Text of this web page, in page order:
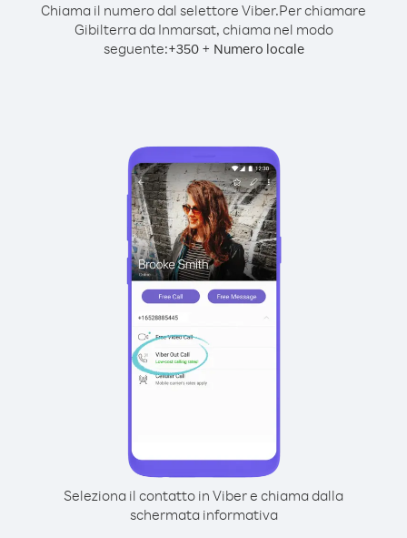
Chiama il numero dal selettore Viber.Per chiamare
Gibilterra da Inmarsat, chiama nel modo
seguente:+350+ Numero locale
Seleziona il contatto in Viber e chiama dalla
schermata informativa